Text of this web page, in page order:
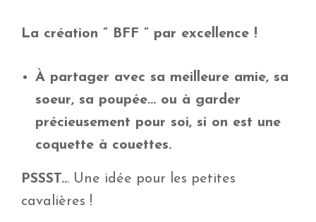
La création ” BFF ” par excellence !
À partager avec sa meilleure amie, sa
soeur, sa poupée… ou à garder
précieusement pour soi, si on est une
coquette à couettes.
PSSST... Une idée pour les petites
cavalières !